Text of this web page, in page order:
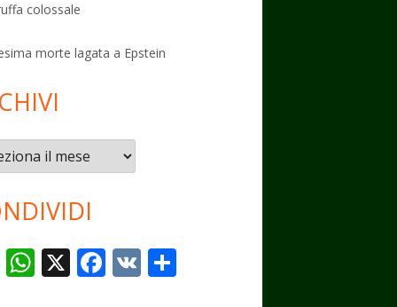
colossale
morte lagata a Epstein
T W X F V